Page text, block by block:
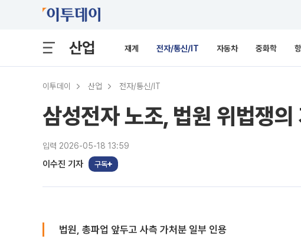
산업 재계 전자/통신/IT 자동차 중화학
이투데이 산업 전자/통신/IT
삼성전자 노조, 법원 위법쟁
입력 2026-05-18 13:59
이수진 기자 구독
법원, 총파업 앞두고 사측 가처분 일부 인용